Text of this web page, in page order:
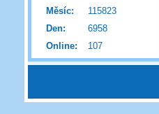
Online: 107
Měsíc:
115823
Den:
6958